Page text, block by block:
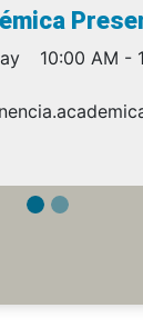
10:00 AM -